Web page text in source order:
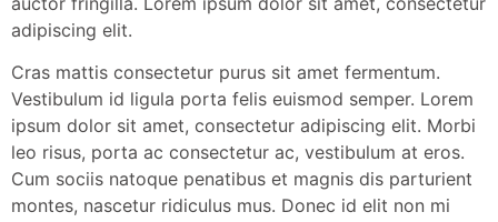
adipiscing elit.
Cras mattis consectetur purus sit amet fermentum.
Vestibulum id ligula porta felis euismod semper. Lorem
ipsum dolor sit amet, consectetur adipiscing elit. Morbi
leo risus, porta ac consectetur ac, vestibulum at eros.
Cum sociis natoque penatibus et magnis dis parturient
montes, nascetur ridiculus mus. Donec id elit non mi